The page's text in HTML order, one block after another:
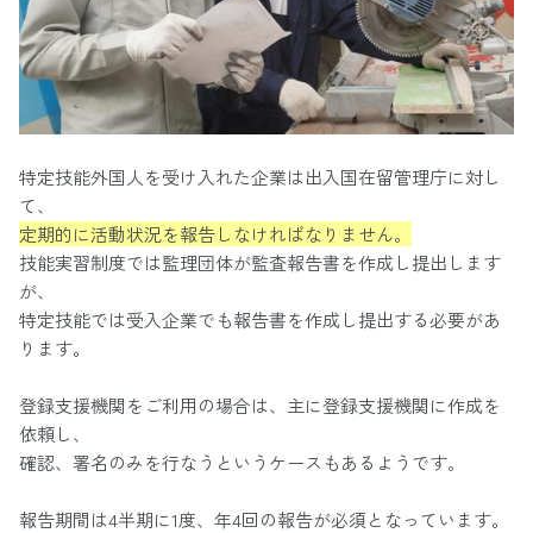
特定技能外国人を受け入れた企業は出入国在留管理庁に対し
て、
定期的に活動状況を報告しなければなりません。
技能実習制度では監理団体が監査報告書を作成し提出します
が、
特定技能では受入企業でも報告書を作成し提出する必要があ
ります。
登録支援機関をご利用の場合は、主に登録支援機関に作成を
依頼し、
確認、署名のみを行なうというケースもあるようです。
報告期間は4半期に1度、年4回の報告が必須となっています。